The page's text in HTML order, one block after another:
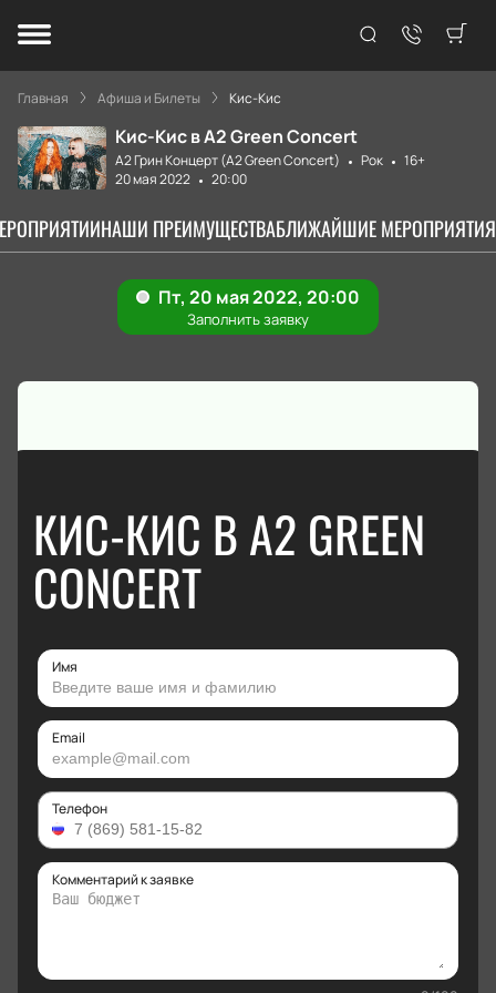
Главная Афиша и Билеты Кис-Кис
Кис-Кис в А2 Green Concert
А2 Грин Концерт (A2 Green Concert) Рок
16+
20 мая 2022
20:00
НАШИ ПРЕИМУЩЕСТВАБЛИЖАЙШИЕ МЕРОПРИЯТИЯ
КИС-КИС В А2 GREEN
CONCERT
Имя
Email
Телефон
Комментарий к заявке